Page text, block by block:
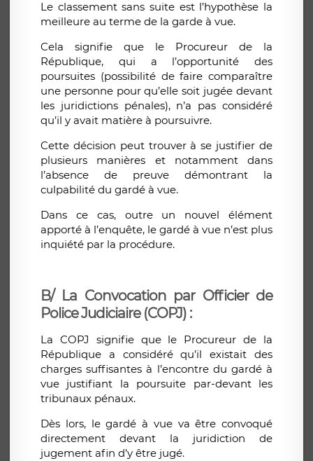
Le classement sans suite est l’hypothèse la
meilleure au terme de la garde à vue.
Cela signifie que le Procureur de la
République, qui a l’opportunité des
poursuites (possibilité de faire comparaître
une personne pour qu’elle soit jugée devant
les juridictions pénales), n’a pas considéré
qu’il y avait matière à poursuivre.
Cette décision peut trouver à se justifier de
plusieurs manières et notamment dans
l’absence de preuve démontrant la
culpabilité du gardé à vue.
Dans ce cas, outre un nouvel élément
apporté à l’enquête, le gardé à vue n’est plus
inquiété par la procédure.
B/ La Convocation par Officier de
Police Judiciaire (COPJ) :
La COPJ signifie que le Procureur de la
République a considéré qu’il existait des
charges suffisantes à l’encontre du gardé à
vue justifiant la poursuite par-devant les
tribunaux pénaux.
Dès lors, le gardé à vue va être convoqué
directement devant la juridiction de
jugement afin d’y être jugé.